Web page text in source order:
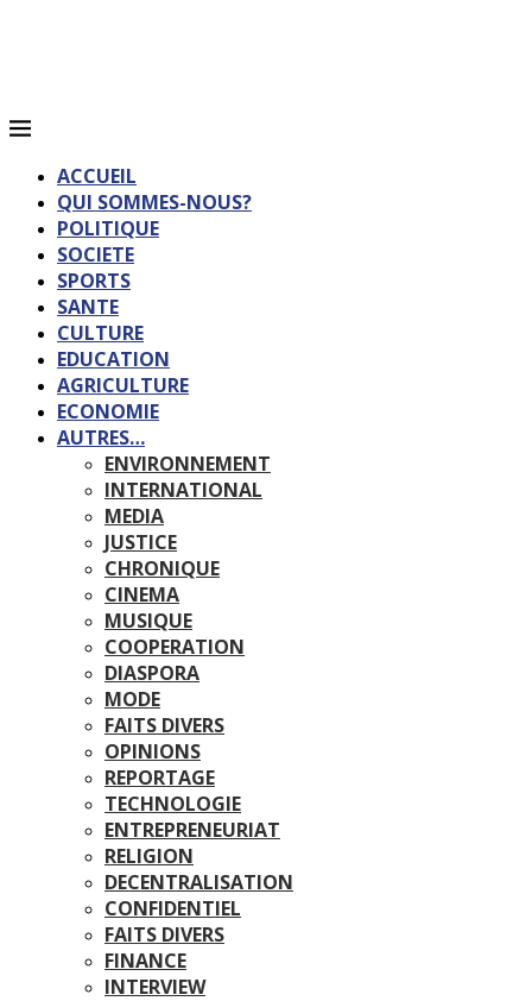
ACCUEIL
QUI SOMMES-NOUS?
POLITIQUE
SOCIETE
SPORTS
SANTE
CULTURE
EDUCATION
AGRICULTURE
ECONOMIE
AUTRES…
ENVIRONNEMENT
INTERNATIONAL
MEDIA
JUSTICE
CHRONIQUE
CINEMA
MUSIQUE
COOPERATION
DIASPORA
MODE
FAITS DIVERS
OPINIONS
REPORTAGE
TECHNOLOGIE
ENTREPRENEURIAT
RELIGION
DECENTRALISATION
CONFIDENTIEL
FAITS DIVERS
FINANCE
INTERVIEW